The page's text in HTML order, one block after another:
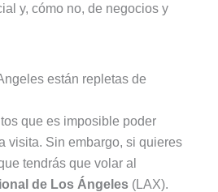
y, cómo no, de negocios y
están repletas de
que es imposible poder
visita. Sin embargo, si quieres
tendrás que volar al
de Los Ángeles(LAX).